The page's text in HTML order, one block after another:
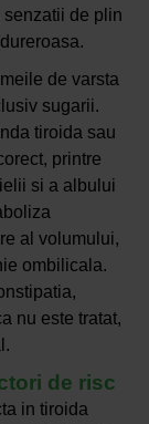
de plin
de varsta
sugarii.
tiroida sau
printre
si a albului
al volumului,
ombilicala.
nu este tratat,
de risc
in tiroida